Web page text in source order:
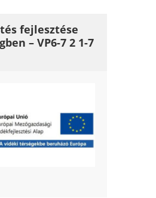
fejlesztése
– VP6-7 2 1-7